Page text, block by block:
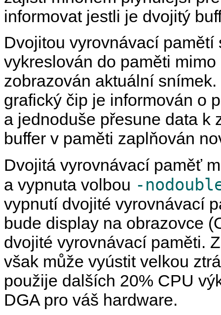
informovat jestli je dvojitý
Dvojitou vyrovnávací
vykreslován do paměti
zobrazován aktuální
grafický čip je informován o
a jednoduše přesune data k
buffer v paměti zaplňován
Dvojitá vyrovnávací paměť
a vypnuta volbou -
vypnutí dvojité vyrovnávací
bude display na obrazovce
dvojité vyrovnávací paměti.
však může vyústit velkou
použije dalších 20% CPU
DGA pro váš hardware.